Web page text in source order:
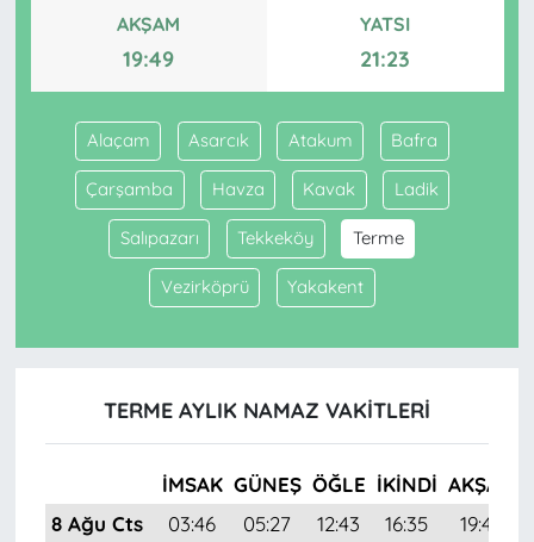
AKŞAM
19:49
YATSI
21:23
Alaçam Asarcık Atakum Bafra
Çarşamba Havza Kavak Ladik
Salıpazarı Tekkeköy Terme
Vezirköprü Yakakent
TERME AYLIK NAMAZ VAKITLERI
İMSAK GÜNEŞ ÖĞLE İKINDI AKŞAM
8 Ağu Cts
03:46 05:27 12:43 16:35 19:49